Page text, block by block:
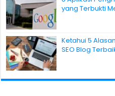
yang Terbukti
Ketahui 5
SEO Blog